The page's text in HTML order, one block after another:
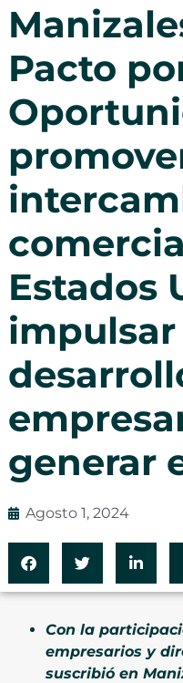
Pacto
Estados
impulsar
generar
Agosto 1, 2024
Con la
empresarios y
suscribió en